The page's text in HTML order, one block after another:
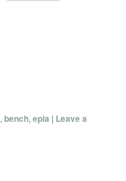
,bench,epia | Leave a